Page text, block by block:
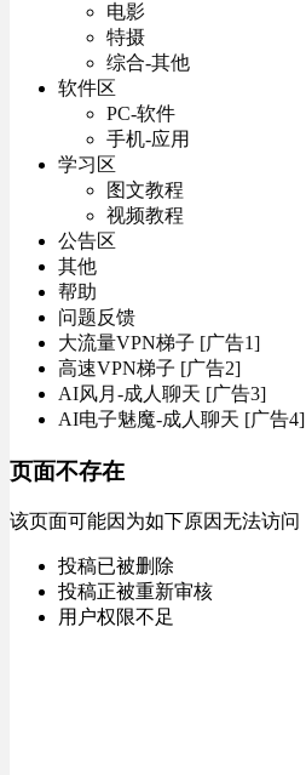
电影
特摄
综合-其他
软件区
PC-软件
手机-应用
学习区
图文教程
视频教程
公告区
其他
帮助
问题反馈
大流量VPN梯子 [广告1]
高速VPN梯子 [广告2]
AI风月-成人聊天 [广告3]
AI电子魅魔-成人聊天 [广告4]
页面不存在
该页面可能因为如下原因无法访问
投稿已被删除
投稿正被重新审核
用户权限不足